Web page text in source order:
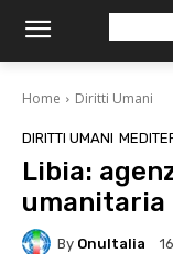
Home Diritti Umani
DIRITTI UMANI
Libia:
umanitaria
By OnuItalia